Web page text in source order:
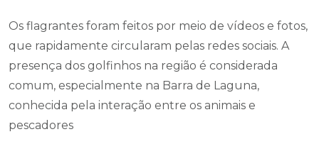
Os flagrantes foram feitos por meio de vídeos e fotos,
que rapidamente circularam pelas redes sociais. A
presença dos golfinhos na região é considerada
comum, especialmente na Barra de Laguna,
conhecida pela interação entre os animais e
pescadores